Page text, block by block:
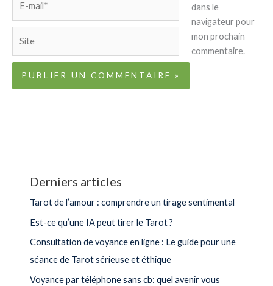
mail*
dans le
navigateur pour
mon prochain
commentaire.
Derniers articles
Tarot de l’amour : comprendre un tirage sentimental
Est-ce qu’une IA peut tirer le Tarot ?
Consultation de voyance en ligne : Le guide pour une
séance de Tarot sérieuse et éthique
Voyance par téléphone sans cb: quel avenir vous